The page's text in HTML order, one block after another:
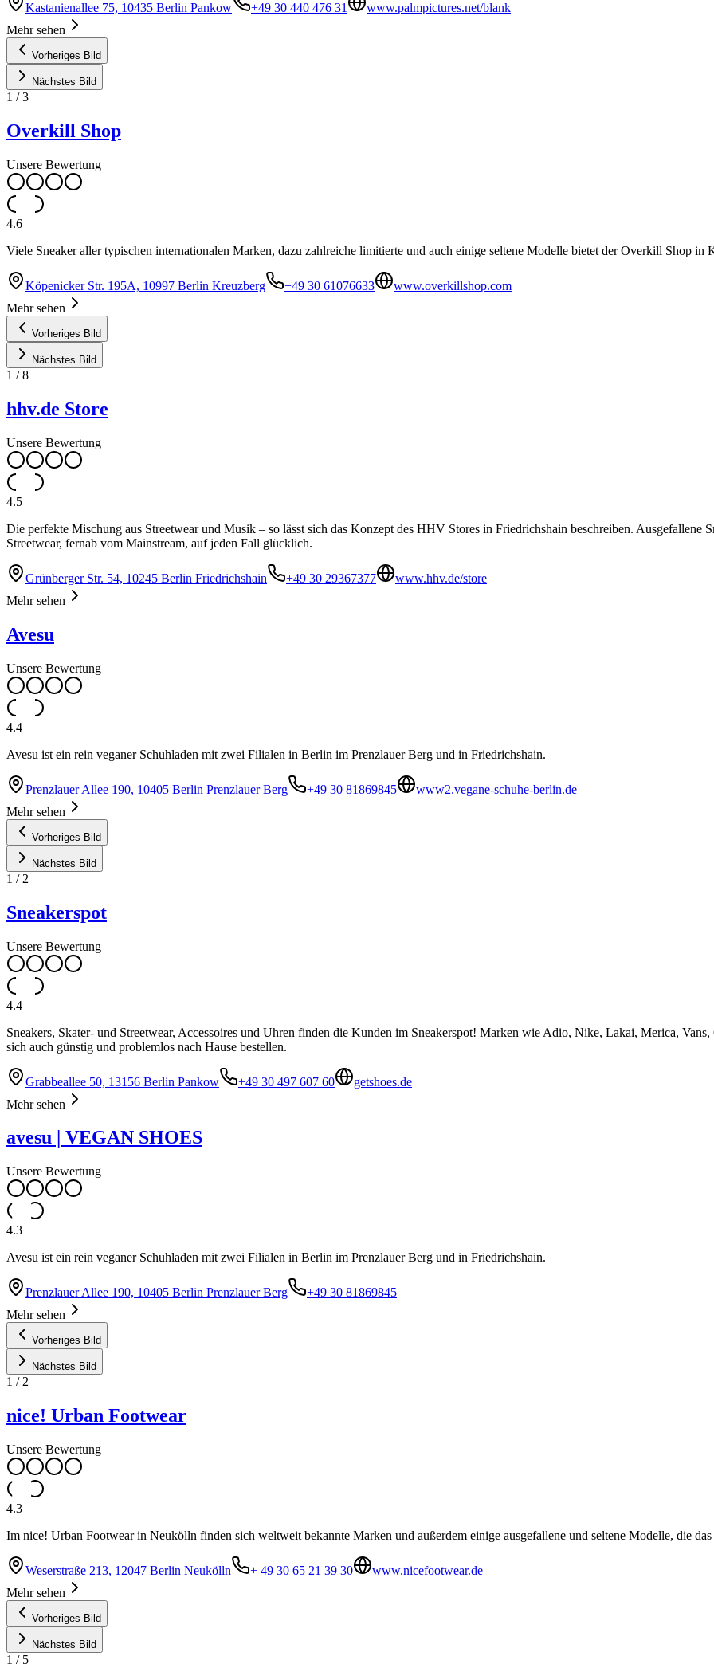
Kastanienallee 75, 10435 Berlin Pankow +49 30 440 476 31
www.palmpictures.net/blank
Mehr sehen
Vorheriges Bild
Nächstes Bild
1 /3
Overkill Shop
Unsere Bewertung
4.6
Viele Sneaker aller typischen internationalen Marken, dazu zahlreiche limitierte und auch einige seltene Modelle bietet der Overkill Shop in
Köpenicker Str. 195A, 10997 Berlin Kreuzberg +49 30 61076633
www.overkillshop.com
Mehr sehen
Vorheriges Bild
Nächstes Bild
1 /8
hhv.de Store
Unsere Bewertung
4.5
Die perfekte Mischung aus Streetwear und Musik – so lässt sich das Konzept des HHV Stores in Friedrichshain beschreiben. Ausgefallene
Streetwear, fernab vom Mainstream, auf jeden Fall glücklich.
Grünberger Str. 54, 10245 Berlin Friedrichshain +49 30 29367377
www.hhv.de/store
Mehr sehen
Avesu
Unsere Bewertung
4.4
Avesu ist ein rein veganer Schuhladen mit zwei Filialen in Berlin im Prenzlauer Berg und in Friedrichshain.
Prenzlauer Allee 190, 10405 Berlin Prenzlauer Berg +49 30 81869845
www2.vegane-schuhe-berlin.de
Mehr sehen
Vorheriges Bild
Nächstes Bild
1 / 2
Sneakerspot
Unsere Bewertung
4.4
Sneakers, Skater- und Streetwear, Accessoires und Uhren finden die Kunden im Sneakerspot! Marken wie Adio, Nike, Lakai, Merica,
sich auch günstig und problemlos nach Hause bestellen.
Grabbeallee 50, 13156 Berlin Pankow +49 30 497 607 60
getshoes.de
Mehr sehen
avesu | VEGAN SHOES
Unsere Bewertung
4.3
Avesu ist ein rein veganer Schuhladen mit zwei Filialen in Berlin im Prenzlauer Berg und in Friedrichshain.
Prenzlauer Allee 190, 10405 Berlin Prenzlauer Berg
+49 30 81869845
Mehr sehen
Vorheriges Bild
Nächstes Bild
1 / 2
nice! Urban Footwear
Unsere Bewertung
4.3
Im nice! Urban Footwear in Neukölln finden sich weltweit bekannte Marken und außerdem einige ausgefallene und seltene Modelle, die das
Weserstraße 213, 12047 Berlin Neukölln + 49 30 65 21 39 30
www.nicefootwear.de
Mehr sehen
Vorheriges Bild
Nächstes Bild
1 / 5